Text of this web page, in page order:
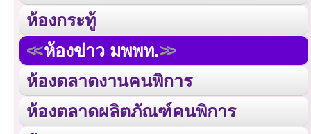
ห้องกระทู้
ห้องข่าว มพพท.
ห้องตลาดงานคนพิการ
ห้องตลาดผลิตภัณฑ์คนพิการ